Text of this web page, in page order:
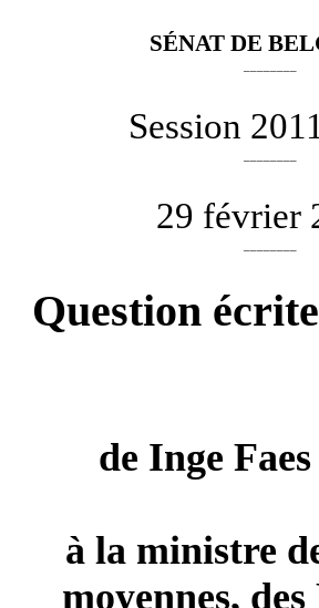
SÉNAT DE
Session
29 février
Question
de Inge Faes
à la ministre
moyennes,